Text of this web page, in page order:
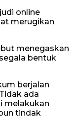
online
merugikan
menegaskan
bentuk
berjalan
ada
melakukan
tindak